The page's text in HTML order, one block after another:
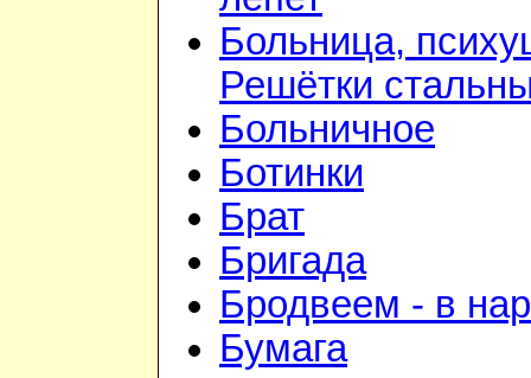
Больница,
Решётки
Больничное
Ботинки
Брат
Бригада
Бродвеем - в
Бумага